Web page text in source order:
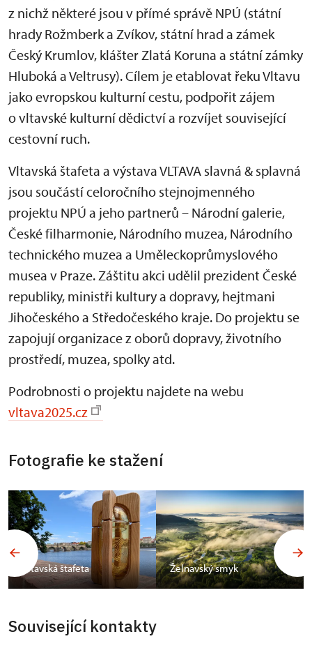
z nichž některé jsou v přímé správě NPÚ (státní
hrady Rožmberk a Zvíkov, státní hrad a zámek
Český Krumlov, klášter Zlatá Koruna a státní zámky
Hluboká a Veltrusy). Cílem je etablovat řeku Vltavu
jako evropskou kulturní cestu, podpořit zájem
o vltavské kulturní dědictví a rozvíjet související
cestovní ruch.
Vltavská štafeta a výstava VLTAVA slavná & splavná
jsou součástí celoročního stejnojmenného
projektu NPÚ a jeho partnerů – Národní galerie,
České filharmonie, Národního muzea, Národního
technického muzea a Uměleckoprůmyslového
musea v Praze. Záštitu akci udělil prezident České
republiky, ministři kultury a dopravy, hejtmani
Jihočeského a Středočeského kraje. Do projektu se
zapojují organizace z oborů dopravy, životního
prostředí, muzea, spolky atd.
Podrobnosti o projektu najdete na webu
vltava2025.cz
Fotografie ke stažení
Vltavská štafeta Želnavský smyk
Související kontakty